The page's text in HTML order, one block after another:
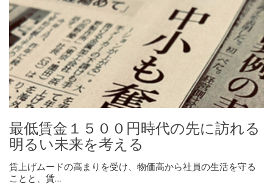
最低賃金１５００円時代の先に訪れる
明るい未来を考える
賃上げムードの高まりを受け、物価高から社員の生活を守る
ことと、賃…